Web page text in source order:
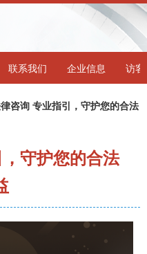
联系我们 企业信息 访客
咨询 专业指引，守护您的合法
守护您的合法